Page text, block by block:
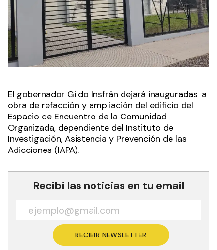
El gobernador Gildo Insfrán dejará inauguradas la
obra de refacción y ampliación del edificio del
Espacio de Encuentro de la Comunidad
Organizada, dependiente del Instituto de
Investigación, Asistencia y Prevención de las
Adicciones (IAPA).
Recibí las noticias en tu email
RECIBIR NEWSLETTER